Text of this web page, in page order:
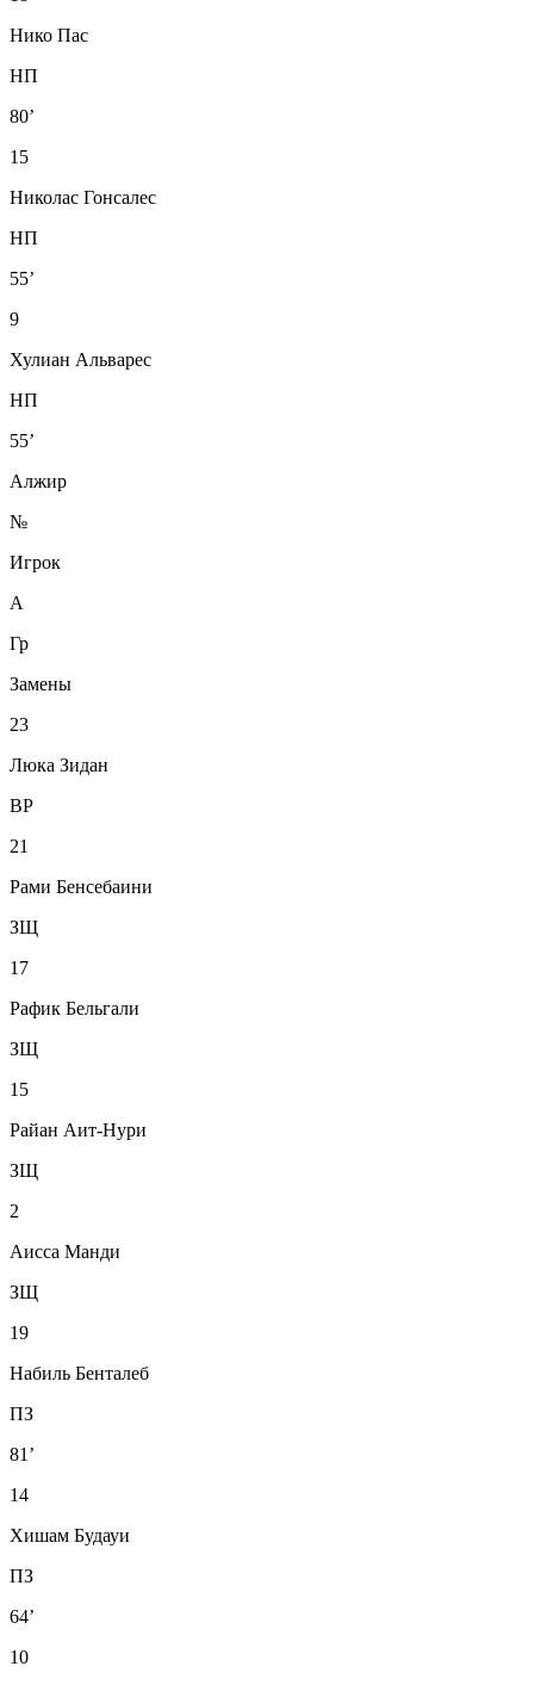
Нико Пас
НП
80’
15
Николас Гонсалес
НП
55’
9
Хулиан Альварес
НП
55’
Алжир
№
Игрок
А
Гр
Замены
23
Люка Зидан
ВР
21
Рами Бенсебаини
ЗЩ
17
Рафик Бельгали
ЗЩ
15
Райан Аит-Нури
ЗЩ
2
Аисса Манди
ЗЩ
19
Набиль Бенталеб
ПЗ
81’
14
Хишам Будауи
ПЗ
64’
10